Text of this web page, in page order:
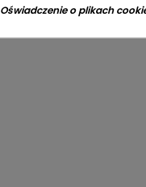
Oświadczenie o plikach